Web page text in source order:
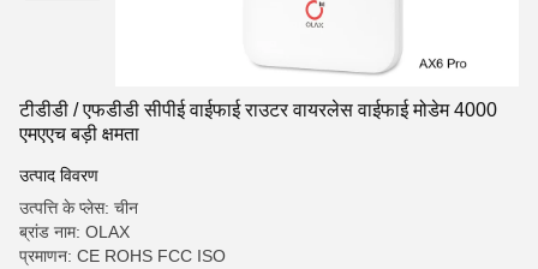
टीडीडी / एफडीडी सीपीई वाईफाई राउटर वायरलेस वाईफाई मोडेम 4000
एमएएच बड़ी क्षमता
उत्पाद विवरण
उत्पत्ति के प्लेस: चीन
ब्रांड नाम: OLAX
प्रमाणन: CE ROHS FCC ISO